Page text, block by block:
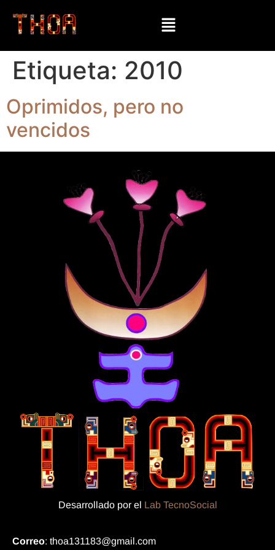
Etiqueta: 2010
Oprimidos, pero no
vencidos
Desarrollado por el Lab TecnoSocial
Correo: thoa131183@gmail.com